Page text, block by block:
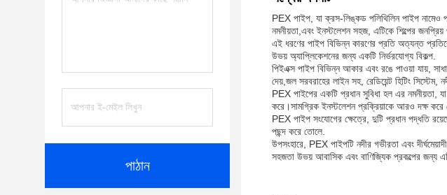
পাঠান
PEX পাইপ, যা ক্রস-লিঙ্কড পলিথিলিন পাইপ নামেও
নমনীয়তা,এবং ইনস্টলেশন সহজ, এটিকে শিল্পের
এই ধরণের পাইপ বিভিন্ন কারণের প্রতি অত্যন্ত
উভয় অ্যাপ্লিকেশনের জন্য একটি নির্ভরযোগ্য বিকল্প.
পিইএক্স পাইপ বিভিন্ন আকার এবং রঙে পাওয়া যায়,
দেয়,জল সরবরাহের লাইন সহ, রেডিয়েন্ট হিটিং
PEX পাইপের একটি প্রধান সুবিধা হল এর নমনীয়তা,
করে।সামগ্রিক ইনস্টলেশন প্রক্রিয়াকে আরও দক্ষ করে
PEX পাইপ সংযোগের ক্ষেত্রে, দুটি প্রধান পদ্ধতি
পছন্দ করে তোলে.
উপসংহারে, PEX পাইপটি নদীর গভীরতা এবং
সহজতা উভয় আবাসিক এবং বাণিজ্যিক প্রকল্পের জন্য